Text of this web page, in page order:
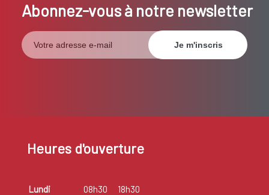
Abonnez-vous à notre newsletter
Heures d'ouverture
Lundi 08h30
18h30